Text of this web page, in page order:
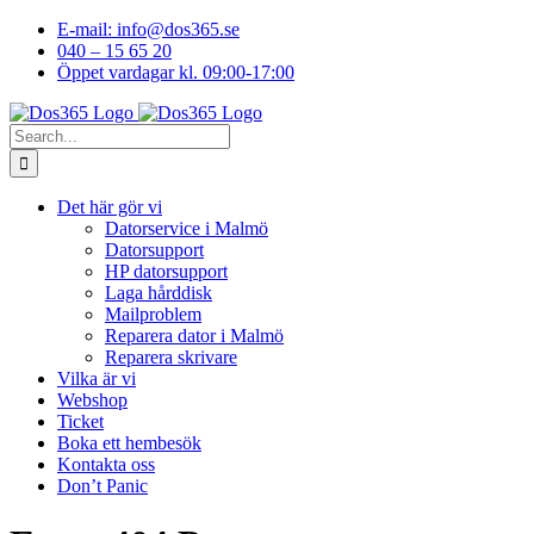
Skip
content
E-mail: info@dos365.se
040 – 15 65 20
Öppet vardagar kl. 09:00-17:00
Facebook
YouTube
LinkedIn
Instagram
Search
for:
Det här gör vi
Datorservice i Malmö
Datorsupport
HP datorsupport
Laga hårddisk
Mailproblem
Reparera dator i Malmö
Reparera skrivare
Vilka är vi
Webshop
Ticket
Boka ett hembesök
Kontakta oss
Don’t Panic